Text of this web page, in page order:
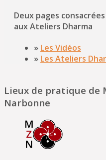
Deux pages
aux Ateliers Dharma
» Les Vidéos
» Les Ateliers
Lieux de pratique de
Narbonne